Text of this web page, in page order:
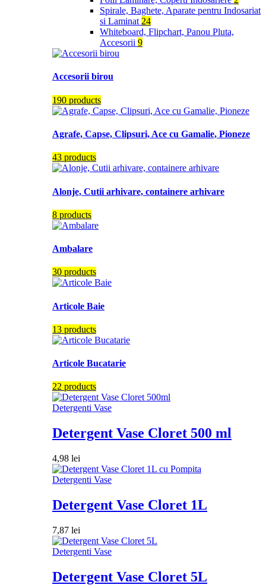
Spirale, Baghete, Aparate pentru Indosariat
si Laminat 24
Whiteboard, Flipchart, Panou Pluta,
Accesorii 9
Accesorii birou
190 products
Agrafe, Capse, Clipsuri, Ace cu Gamalie, Pioneze
43 products
Alonje, Cutii arhivare, containere arhivare
8 products
Ambalare
30 products
Articole Baie
13 products
Articole Bucatarie
22 products
Detergenti Vase
Detergent Vase Cloret 500 ml
4,98 lei
Detergenti Vase
Detergent Vase Cloret 1L
7,87 lei
Detergenti Vase
Detergent Vase Cloret 5L